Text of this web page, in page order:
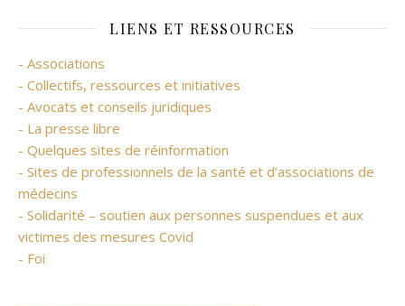
LIENS ET RESSOURCES
- Associations
- Collectifs, ressources et initiatives
- Avocats et conseils juridiques
- La presse libre
- Quelques sites de réinformation
- Sites de professionnels de la santé et d’associations de
médecins
- Solidarité – soutien aux personnes suspendues et aux
victimes des mesures Covid
- Foi